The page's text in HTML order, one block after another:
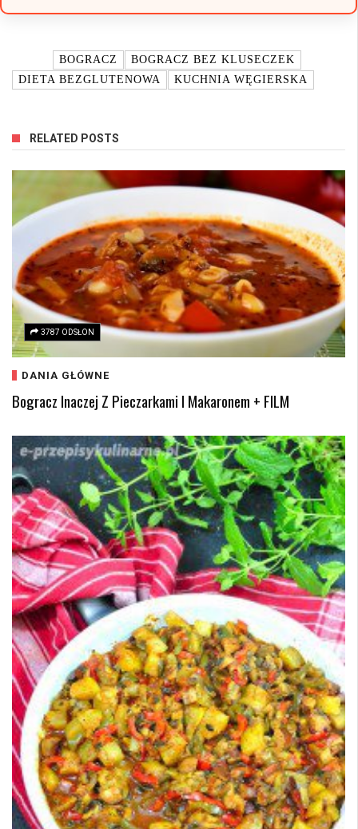
BOGRACZ
BOGRACZ BEZ KLUSECZEK
DIETA BEZGLUTENOWA
KUCHNIA WĘGIERSKA
RELATED POSTS
3787 ODSŁON
DANIA GŁÓWNE
Bogracz Inaczej Z Pieczarkami I Makaronem + FILM